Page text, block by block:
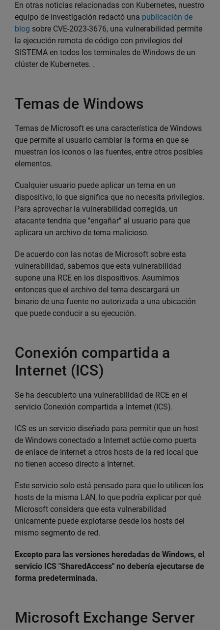
En otras noticias relacionadas con Kubernetes, nuestro
equipo de investigación redactó una publicación de
blog sobre CVE-2023-3676, una vulnerabilidad permite
la ejecución remota de código con privilegios del
SISTEMA en todos los terminales de Windows de un
clúster de Kubernetes. .
Temas de Windows
Temas de Microsoft es una característica de Windows
que permite al usuario cambiar la forma en que se
muestran los iconos o las fuentes, entre otros posibles
elementos.
Cualquier usuario puede aplicar un tema en un
dispositivo, lo que significa que no necesita privilegios.
Para aprovechar la vulnerabilidad corregida, un
atacante tendría que "engañar" al usuario para que
aplicara un archivo de tema malicioso.
De acuerdo con las notas de Microsoft sobre esta
vulnerabilidad, sabemos que esta vulnerabilidad
supone una RCE en los dispositivos. Asumimos
entonces que el archivo del tema descargará un
binario de una fuente no autorizada a una ubicación
que puede conducir a su ejecución.
Conexión compartida a
Internet (ICS)
Se ha descubierto una vulnerabilidad de RCE en el
servicio Conexión compartida a Internet (ICS).
ICS es un servicio diseñado para permitir que un host
de Windows conectado a Internet actúe como puerta
de enlace de Internet a otros hosts de la red local que
no tienen acceso directo a Internet.
Este servicio solo está pensado para que lo utilicen los
hosts de la misma LAN, lo que podría explicar por qué
Microsoft considera que esta vulnerabilidad
únicamente puede explotarse desde los hosts del
mismo segmento de red.
Excepto para las versiones heredadas de Windows, el
servicio ICS "SharedAccess" no debería ejecutarse de
forma predeterminada.
Microsoft Exchange Server